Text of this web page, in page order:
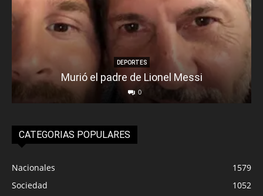
DEPORTES
Murió el padre de Lionel Messi
0
CATEGORIAS POPULARES
Nacionales
1579
Sociedad
1052